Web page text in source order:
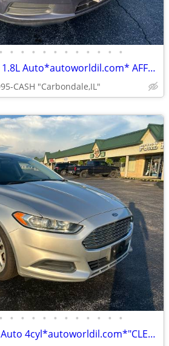
• • • • • • • • • • • •
2012 Chevy Cruze LS 1.8L Auto*autoworldil.com* AFFORDABLE/ALL OPTIONS
CASH "Carbondale,IL"
• • • • • • • • • • • •
2014 Ford Fusion SE Auto 4cyl*autoworldil.com*"CLEAN TWO OWNERS SEDAN"